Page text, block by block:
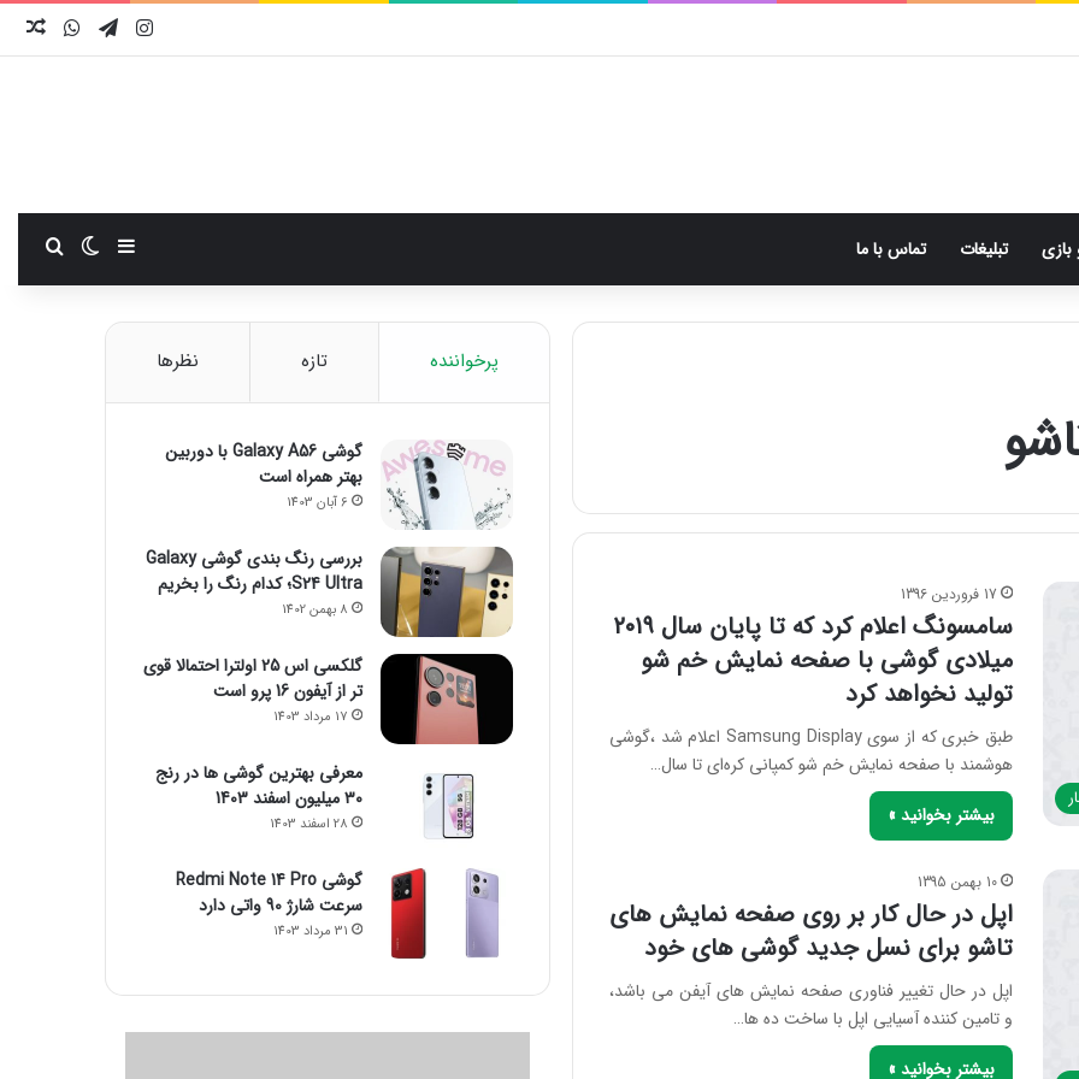
اینستاگرام
تلگرام واتس
بازی تبلیغات تماس با ما سایدبارتغییر
17 فروردین 1396
سامسونگ اعلام کرد که تا پایان سال ۲۰۱۹
میلادی گوشی با صفحه نمایش خم شو
تولید نخواهد کرد
طبق خبری که از سوی Samsung Display اعلام شد ،گوشی
هوشمند با صفحه نمایش خم شو کمپانی کره‌ای تا سال…
بیشتر بخوانید »
10 بهمن 1395
اپل در حال کار بر روی صفحه نمایش های
تاشو برای نسل جدید گوشی های خود
اپل در حال تغییر فناوری صفحه نمایش های آیفن می باشد،
و تامین کننده آسیایی اپل با ساخت ده ها…
بیشتر بخوانید »
پرخواننده تازه نظرها
گوشی Galaxy A56 با دوربین
بهتر همراه است
6 آبان 1403
بررسی رنگ بندی گوشی Galaxy
S24 Ultra؛ کدام رنگ را بخریم
8 بهمن 1402
گلکسی اس 25 اولترا احتمالا قوی
تر از آیفون 16 پرو است
17 مرداد 1403
معرفی بهترین گوشی ها در رنج
۳۰ میلیون اسفند 1403
28 اسفند 1403
گوشی Redmi Note 14 Pro
سرعت شارژ 90 واتی دارد
31 مرداد 1403